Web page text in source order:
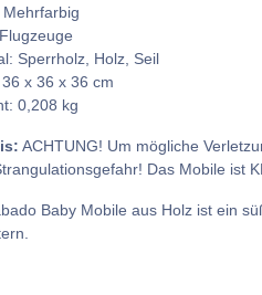
Sperrholz, Holz, Seil
x 36 x 36 cm
0,208 kg
ACHTUNG! Um mögliche
Das Mobile ist
Baby Mobile aus Holz ist ein